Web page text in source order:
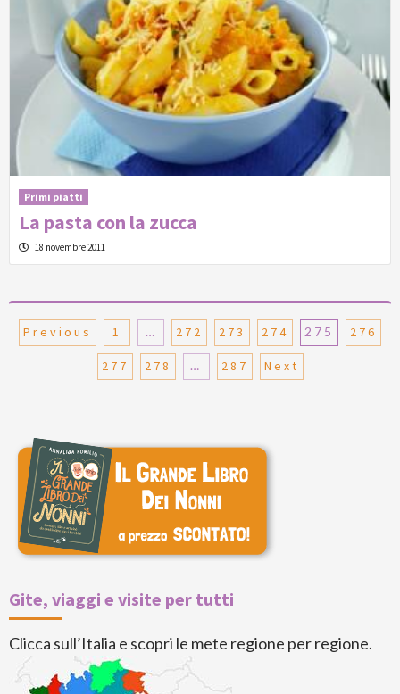
Primi piatti
La pasta con la zucca
18 novembre 2011
Paginazione
Previous 1 … 272 273 274 275 276
277 278 … 287 Next
Gite, viaggi e visite per tutti
Clicca sull’Italia e scopri le mete regione per regione.